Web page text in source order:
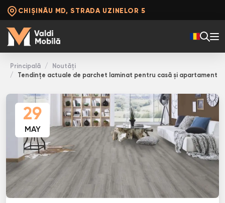
CHIȘINĂU MD, STRADA UZINELOR 5
Principală
Noutăți
Tendințe actuale de parchet laminat pentru casă și apartament
29
MAY